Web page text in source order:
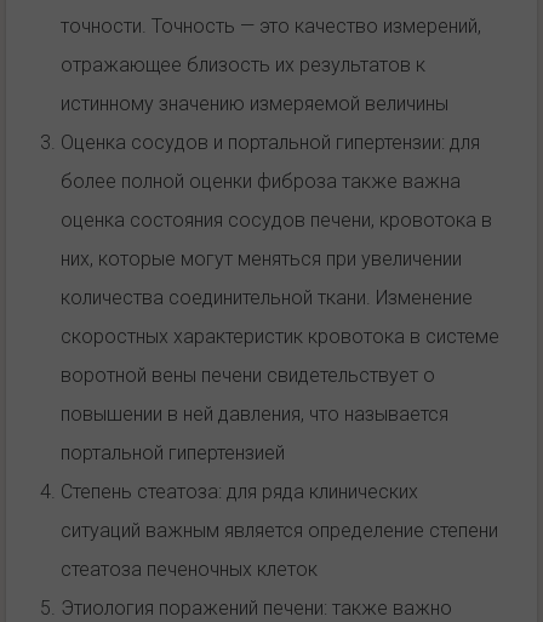
точности. Точность — это качество измерений,
отражающее близость их результатов к
истинному значению измеряемой величины
Оценка сосудов и портальной гипертензии: для
более полной оценки фиброза также важна
оценка состояния сосудов печени, кровотока в
них, которые могут меняться при увеличении
количества соединительной ткани. Изменение
скоростных характеристик кровотока в системе
воротной вены печени свидетельствует о
повышении в ней давления, что называется
портальной гипертензией
Степень стеатоза: для ряда клинических
ситуаций важным является определение степени
стеатоза печеночных клеток
Этиология поражений печени: также важно